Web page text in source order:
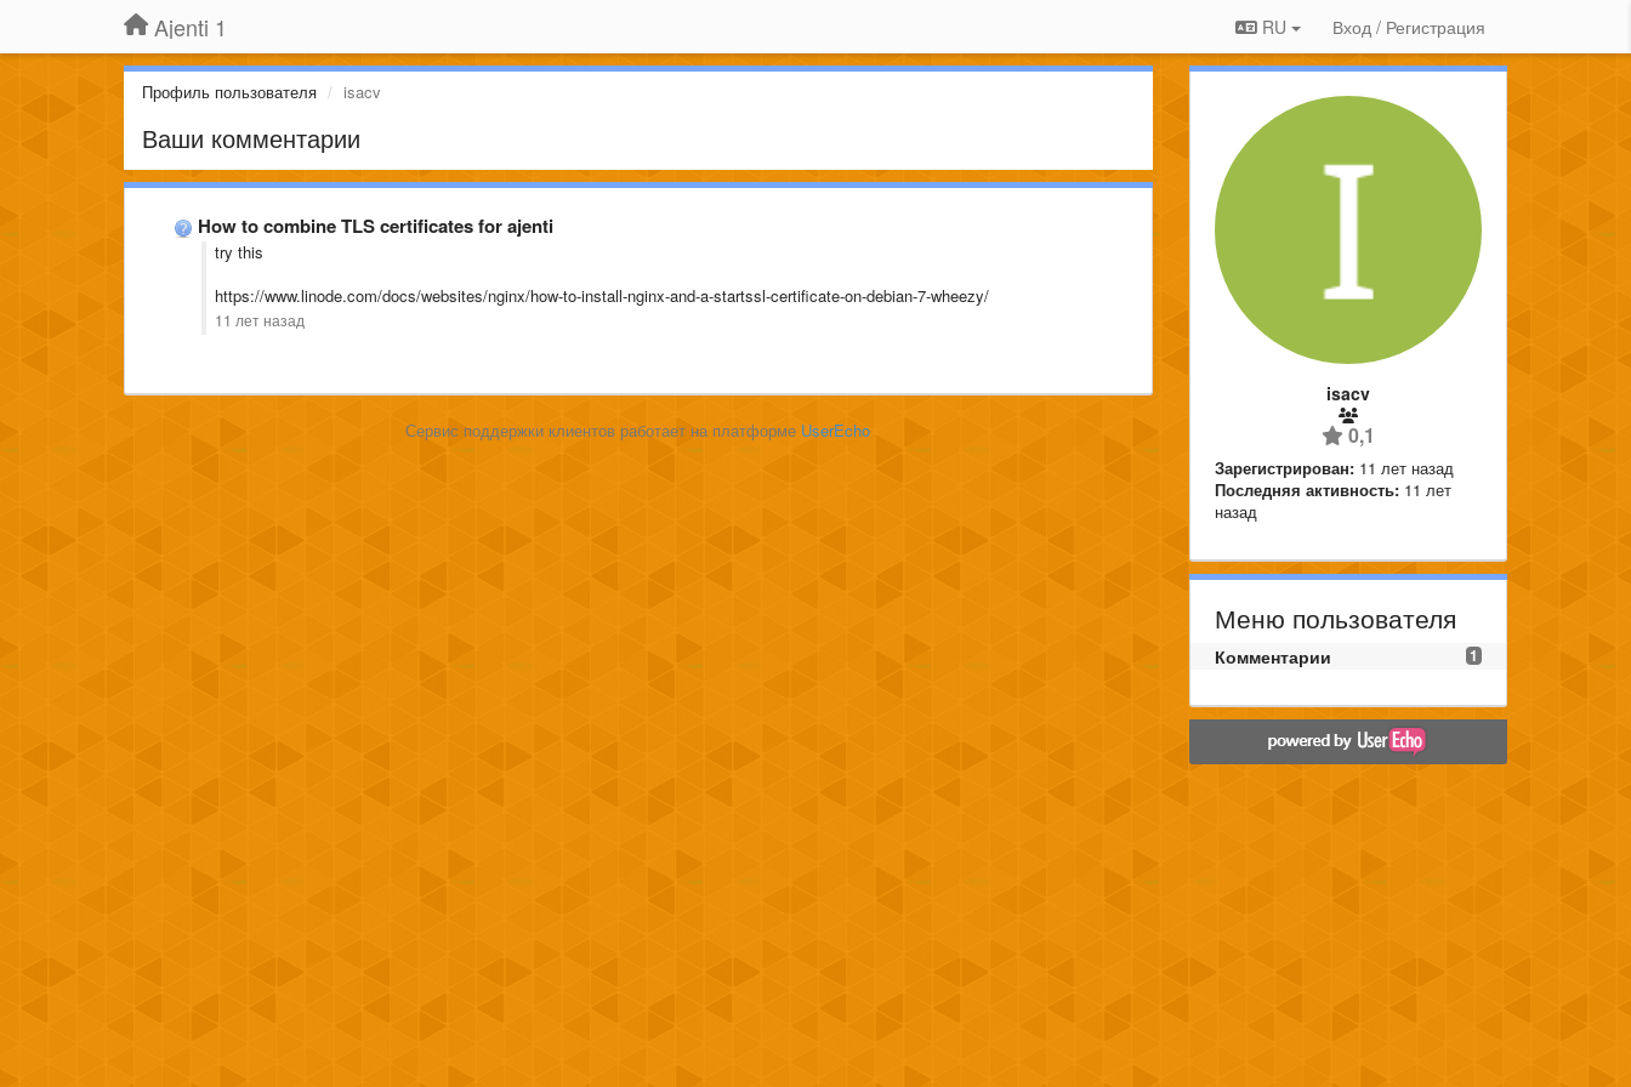
Ajenti 1 RU Вход / Регистрация
Профиль пользователя isacv
Ваши комментарии
How to combine TLS certificates for ajenti
try this
https://www.linode.com/docs/websites/nginx/how-to-install-nginx-and-a-startssl-certificate-on-debian-7-wheezy/
11 лет назад
Сервис поддержки клиентов работает на платформе UserEcho
isacv
0,1
Зарегистрирован: 11 лет назад
Последняя активность: 11 лет
назад
Меню пользователя
1
Комментарии